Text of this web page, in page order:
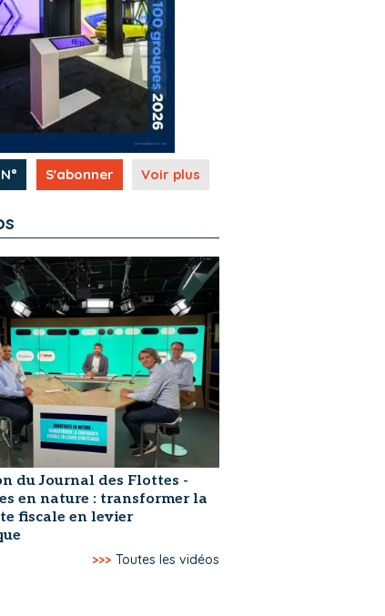
S'abonner Voir plus
du Journal des Flottes -
en nature : transformer la
fiscale en levier
>>> Toutes les vidéos